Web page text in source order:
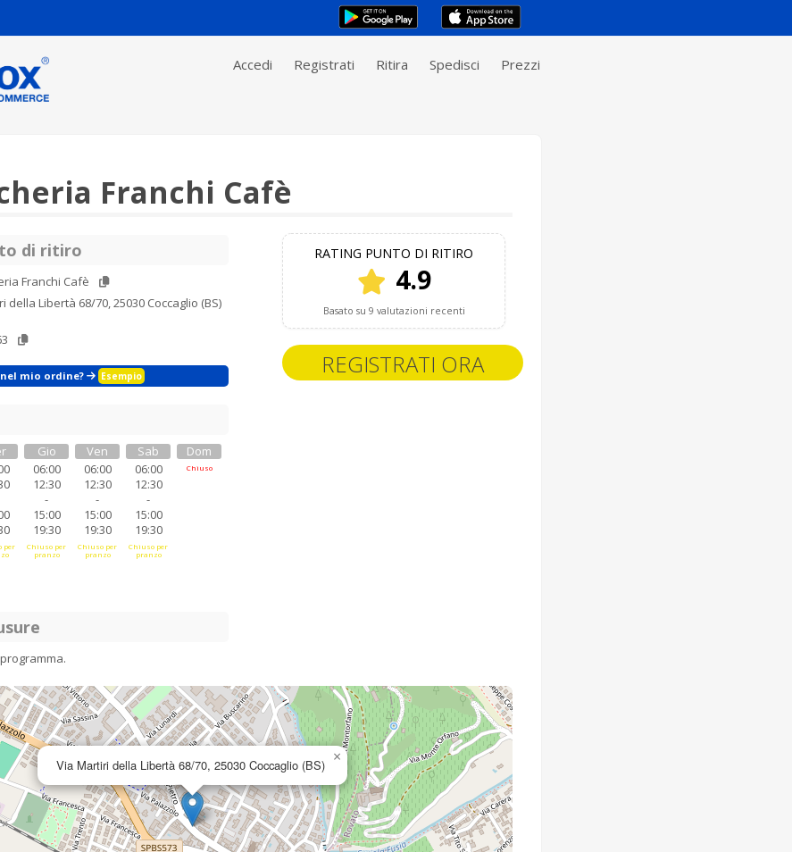
Accedi Registrati Ritira Spedisci Prezzi
REGISTRATI ORA
Franchi Cafè
di ritiro
Franchi Cafè
della Libertà 68/70, 25030 Coccaglio (BS)
mio ordine? Esempio
per
Gio
06:00
12:30
-
15:00
19:30
Chiuso per
pranzo
Ven
06:00
12:30
-
15:00
19:30
Chiuso per
pranzo
Sab
06:00
12:30
-
15:00
19:30
Chiuso per
pranzo
Dom
Chiuso
RATING PUNTO DI RITIRO
4.9
Basato su 9 valutazioni recenti
Via Martiri della Libertà 68/70, 25030 Coccaglio (BS) ×